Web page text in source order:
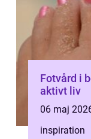
Fotvård i boden friska
aktivt liv
06 maj
inspiration